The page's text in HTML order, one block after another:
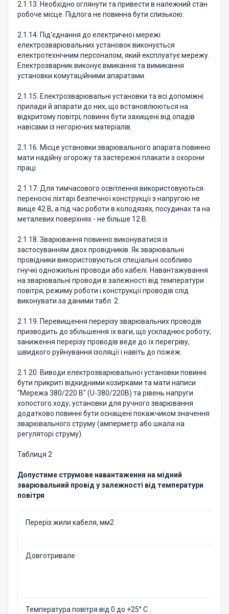
2.1.13. Необхідно оглянути та привести в належний стан
робоче місце. Підлога не повинна бути слизькою.
2.1.14. Під'єднання до електричної мережі
електрозварювальних установок виконується
електротехнічним персоналом, який експлуатує мережу.
Електрозварник виконує вмикання та вимикання
установки комутаційними апаратами.
2.1.15. Електрозварювальні установки та всі допоміжні
прилади й апарати до них, що встановлюються на
відкритому повітрі, повинні бути захищені від опадів
навісами із негорючих матеріалів.
2.1.16. Місце установки зварювального апарата повинно
мати надійну огорожу та застережні плакати з охорони
праці.
2.1.17. Для тимчасового освітлення використовуються
переносні ліхтарі безпечної конструкції з напругою не
вище 42 В, а під час роботи в колодязях, посудинах та на
металевих поверхнях - не більше 12 В.
2.1.18. Зварювання повинно виконуватися із
застосуванням двох провідників. Як зварювальні
провідники використовуються спеціальні особливо
гнучкі одножильні проводи або кабелі. Навантажування
на зварювальні проводи в залежності від температури
повітря, режиму роботи і конструкції проводів слід
виконувати за даними табл. 2.
2.1.19. Перевищення перерізу зварювальних проводів
призводить до збільшення їх ваги, що ускладнює роботу;
заниження перерізу проводів веде до їх перегріву,
швидкого руйнування ізоляції і навіть до пожеж.
2.1.20. Виводи електрозварювальної установки повинні
бути прикриті відкидними козирками та мати написи
"Мережа 380/220 В" (U-380/220B) та рівень напруги
холостого ходу; установки для ручного зварювання
додатково повинні бути оснащені покажчиком значення
зварювального струму (амперметр або шкала на
регуляторі струму).
Таблиця 2
Допустиме струмове навантаження на мідний
зварювальний провід у залежності від температури
повітря
Переріз жили кабеля, мм2
Довготривале
Температура повітря від 0 до +25° C